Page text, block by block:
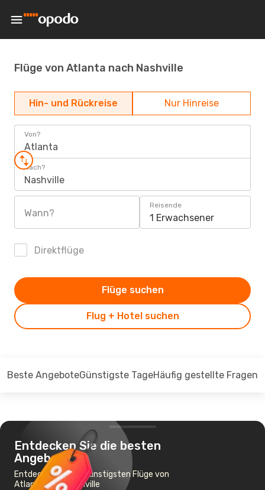
Flüge von Atlanta nach Nashville
Hin- und Rückreise Nur Hinreise
Von?
Atlanta
Nach?
Nashville
Wann?
Reisende
1 Erwachsener
Direktflüge
Flug + Hotel suchen
Flüge suchen
Beste AngeboteGünstigste TageHäufig gestellte Fragen
Entdecken Sie die besten
Angebote
Entdecken Sie die günstigsten Flüge von
Atlanta nach Nashville